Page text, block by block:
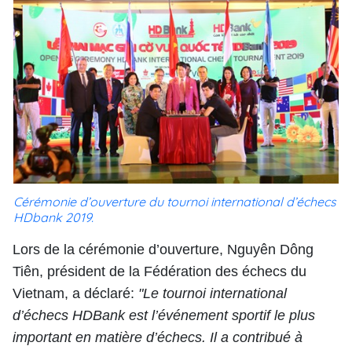
Cérémonie d’ouverture du tournoi international d’échecs
HDbank 2019.
Lors de la cérémonie d’ouverture, Nguyên Dông
Tiên, président de la Fédération des échecs du
Vietnam, a déclaré: "Le tournoi international
d’échecs HDBank est l’événement sportif le plus
important en matière d’échecs. Il a contribué à